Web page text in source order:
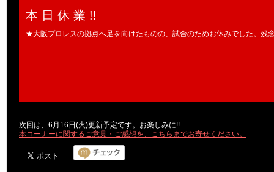
本 日 休 業 !!
★大阪プロレスの拠点へ足を向けたものの、試合のためお休みでした。残
次回は、6月16日(火)更新予定です。お楽しみに!!
本コーナーに関するご意見・ご感想を、こちらまでお寄せください。